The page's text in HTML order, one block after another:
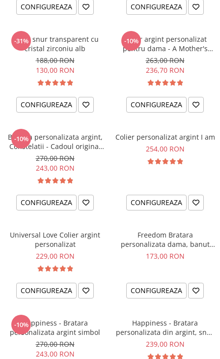
CONFIGUREAZA CONFIGUREAZA
-31%
Colier snur transparent cu
cristal zirconiu alb
188,00 RON
130,00 RON
CONFIGUREAZA
-10%
Colier argint personalizat
pentru dama - A Mother's
Love
263,00 RON
236,70 RON
CONFIGUREAZA
-10%
Bratara personalizata argint,
Constelatii - Cadoul original
pentru sora sau prietena ta
270,00 RON
243,00 RON
CONFIGUREAZA
Colier personalizat argint I am
254,00 RON
CONFIGUREAZA
Universal Love Colier argint
personalizat
229,00 RON
CONFIGUREAZA
Freedom Bratara
personalizata dama, banut
argint, snur reglabil
173,00 RON
CONFIGUREAZA
-10%Happiness - Bratara
personalizata argint simbol
270,00 RON
243,00 RON
Happiness - Bratara
personalizata din argint, snur
dublu piele, simbol
239,00 RON